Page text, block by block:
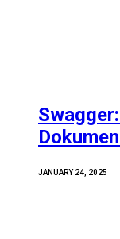
JANUARY 24, 2025